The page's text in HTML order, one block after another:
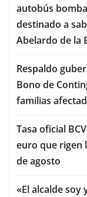
autobús
destinado a
Abelardo de la
Respaldo
Bono de
familias
Tasa oficial
euro que rigen
de agosto
«El alcalde soy